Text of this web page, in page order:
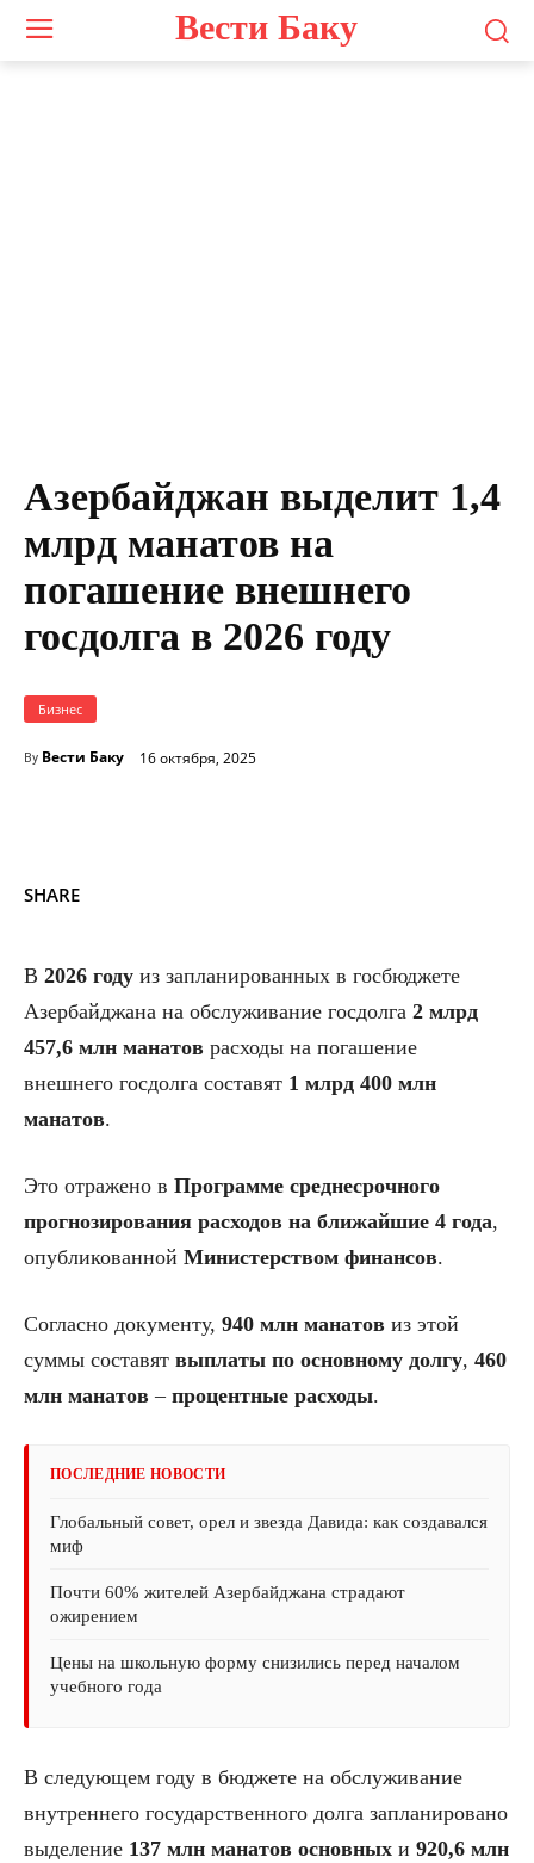
Вести Баку
Азербайджан выделит 1,4
млрд манатов на
погашение внешнего
госдолга в 2026 году
Бизнес
By Вести Баку 16 октября, 2025
SHARE
В 2026 году из запланированных в госбюджете
Азербайджана на обслуживание госдолга 2 млрд
457,6 млн манатов расходы на погашение
внешнего госдолга составят 1 млрд 400 млн
манатов.
Это отражено в Программе среднесрочного
прогнозирования расходов на ближайшие 4 года,
опубликованной Министерством финансов.
Согласно документу, 940 млн манатов из этой
суммы составят выплаты по основному долгу, 460
млн манатов – процентные расходы.
ПОСЛЕДНИЕ НОВОСТИ
Глобальный совет, орел и звезда Давида: как создавался
миф
Почти 60% жителей Азербайджана страдают
ожирением
Цены на школьную форму снизились перед началом
учебного года
В следующем году в бюджете на обслуживание
внутреннего государственного долга запланировано
выделение 137 млн манатов основных и 920,6 млн